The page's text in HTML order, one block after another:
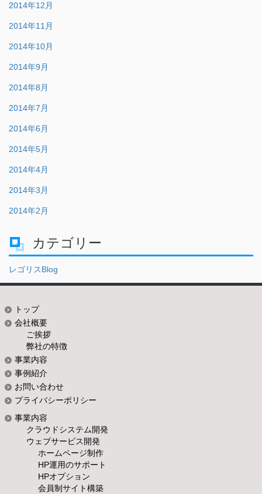
2014年12月
2014年11月
2014年10月
2014年9月
2014年8月
2014年7月
2014年6月
2014年5月
2014年4月
2014年3月
2014年2月
カテゴリー
レゴリスBlog
トップ
会社概要
ご挨拶
弊社の特徴
事業内容
事例紹介
お問い合わせ
プライバシーポリシー
事業内容
クラウドシステム開発
ウェブサービス開発
ホームページ制作
HP運用のサポート
HPオプション
会員制サイト構築